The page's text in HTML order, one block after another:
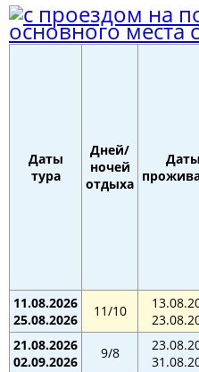
основного места
Даты
тура
Дней/
ночей
отдыха
Даты
11.08.2026
25.08.2026
11/10
21.08.2026
02.09.2026
9/8